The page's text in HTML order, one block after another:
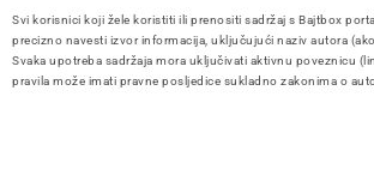
Svi korisnici koji žele koristiti ili prenositi sadržaj s Bajtbox
precizno navesti izvor informacija, uključujući naziv autora
Svaka upotreba sadržaja mora uključivati aktivnu poveznicu
pravila može imati pravne posljedice sukladno zakonima o